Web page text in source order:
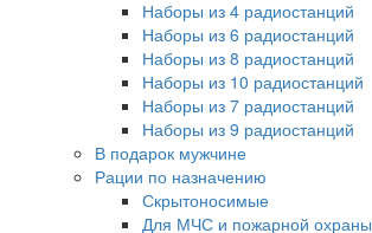
Наборы из 4 радиостанций
Наборы из 6 радиостанций
Наборы из 8 радиостанций
Наборы из 10 радиостанций
Наборы из 7 радиостанций
Наборы из 9 радиостанций
В подарок мужчине
Рации по назначению
Скрытоносимые
Для МЧС и пожарной охраны